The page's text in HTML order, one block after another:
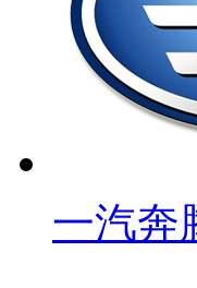
一汽奔